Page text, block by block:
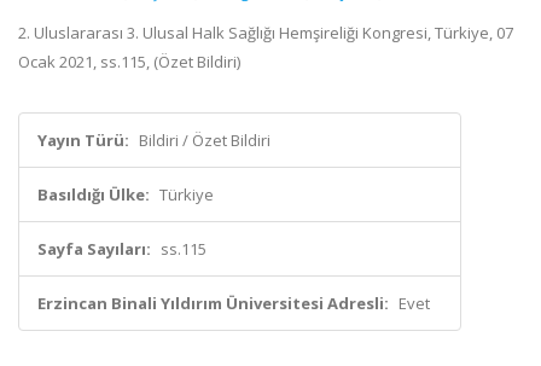
2. Uluslararası 3. Ulusal Halk Sağlığı Hemşireliği Kongresi, Türkiye, 07
Ocak 2021, ss.115, (Özet Bildiri)
Yayın Türü: Bildiri / Özet Bildiri
Basıldığı Ülke: Türkiye
Sayfa Sayıları: ss.115
Erzincan Binali Yıldırım Üniversitesi Adresli: Evet